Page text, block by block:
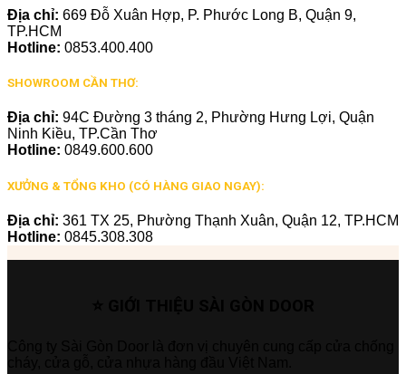
Địa chỉ: 669 Đỗ Xuân Hợp, P. Phước Long B, Quận 9,
TP.HCM
Hotline: 0853.400.400
SHOWROOM CẦN THƠ:
Địa chỉ: 94C Đường 3 tháng 2, Phường Hưng Lợi, Quận
Ninh Kiều, TP.Cần Thơ
Hotline: 0849.600.600
XƯỞNG & TỔNG KHO (CÓ HÀNG GIAO NGAY):
Địa chỉ: 361 TX 25, Phường Thạnh Xuân, Quận 12, TP.HCM
Hotline: 0845.308.308